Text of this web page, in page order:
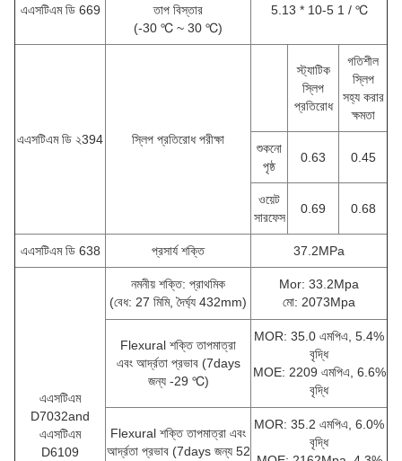
এএসটিএম ডি 669
তাপ বিস্তার
(-30 ℃ ~ 30 ℃)
5.13 * 10-5 1 / ℃
এএসটিএম ডি ২394 স্লিপ প্রতিরোধ পরীক্ষা
স্ট্যাটিক
স্লিপ
প্রতিরোধ
গতিশীল
স্লিপ
সহ্য করার
ক্ষমতা
শুকনো
পৃষ্ঠ
0.63 0.45
ওয়েট
সারফেস
0.69 0.68
এএসটিএম ডি 638 প্রসার্য শক্তি 37.2MPa
এএসটিএম
D7032and
এএসটিএম
D6109
নমনীয় শক্তি: প্রাথমিক
(বেধ: 27 মিমি, দৈর্ঘ্য 432mm)
Mor: 33.2Mpa
মো: 2073Mpa
Flexural শক্তি তাপমাত্রা
এবং আর্দ্রতা প্রভাব (7days
জন্য -29 ℃)
MOR: 35.0 এমপিএ, 5.4%
বৃদ্ধি
MOE: 2209 এমপিএ, 6.6%
বৃদ্ধি
Flexural শক্তি তাপমাত্রা এবং
আর্দ্রতা প্রভাব (7days জন্য 52
MOR: 35.2 এমপিএ, 6.0%
বৃদ্ধি